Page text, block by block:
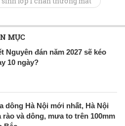
MỤC
Nguyên đán năm 2027 sẽ kéo
10 ngày?
dông Hà Nội mới nhất, Hà Nội
rào và dông, mưa to trên 100mm